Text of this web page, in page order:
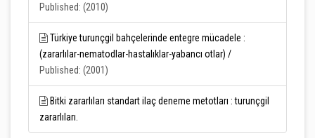
Published: (2010)
Türkiye turunçgil bahçelerinde entegre mücadele :
(zararlılar-nematodlar-hastalıklar-yabancı otlar) /
Published: (2001)
Bitki zararlıları standart ilaç deneme metotları : turunçgil
zararlıları.